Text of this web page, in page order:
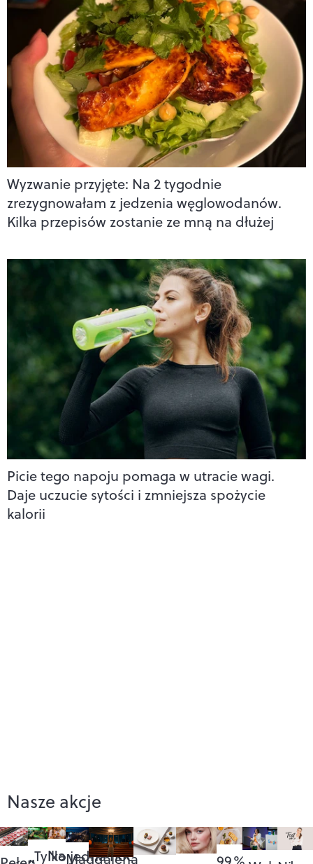
Wyzwanie przyjęte: Na 2 tygodnie
zrezygnowałam z jedzenia węglowodanów.
Kilka przepisów zostanie ze mną na dłużej
Picie tego napoju pomaga w utracie wagi.
Daje uczucie sytości i zmniejsza spożycie
kalorii
Nasze akcje
„Tylko jedna noc”
NaMagdalena